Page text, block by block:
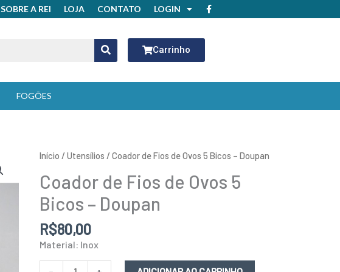
SOBRE A REI LOJA CONTATO LOGIN
F
a
Carrinho
FOGÕES
Início / Utensílios / Coador de Fios de Ovos 5 Bicos – Doupan
Coador de Fios de Ovos 5
Bicos – Doupan
R$80,00
Material: Inox
Coador
Fios
de
Ovos
Bicos
-
Doupan
quantidade